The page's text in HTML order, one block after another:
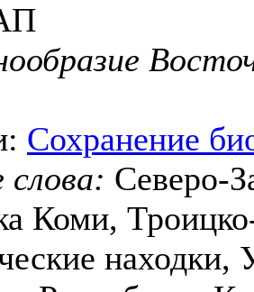
Сохранение
Северо-
Коми,